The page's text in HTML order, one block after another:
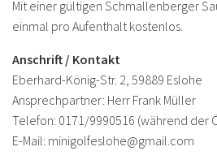
Mit einer gültigen Schmallenberger
einmal pro Aufenthalt kostenlos.
Anschrift / Kontakt
Eberhard-König-Str. 2, 59889 Eslohe
Ansprechpartner: Herr Frank Müller
Telefon: 0171/9990516 (während der
E-Mail: minigolfeslohe@gmail.com